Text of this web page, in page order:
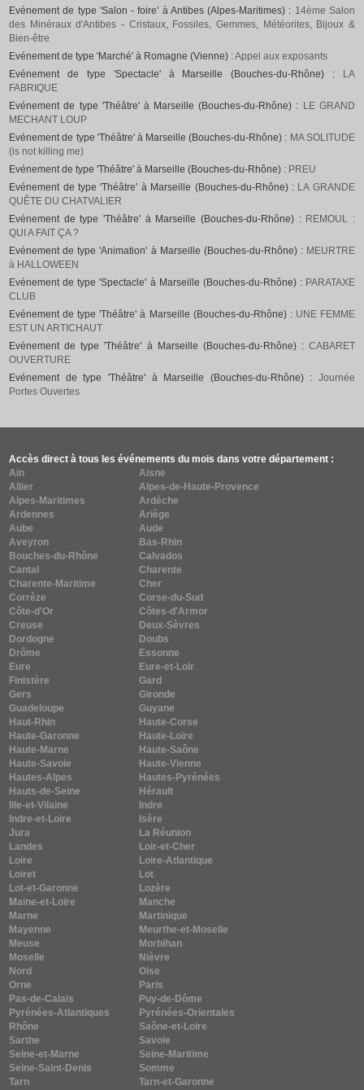
Evénement de type 'Salon - foire' à Antibes (Alpes-Maritimes) : 14ème Salon
des Minéraux d'Antibes - Cristaux, Fossiles, Gemmes, Météorites, Bijoux &
Bien-être
Evénement de type 'Marché' à Romagne (Vienne) :Appel aux exposants
Evénement de type 'Spectacle' à Marseille (Bouches-du-Rhône) :
LA
FABRIQUE
Evénement de type 'Théâtre' à Marseille (Bouches-du-Rhône) : LE GRAND
MECHANT LOUP
Evénement de type 'Théâtre' à Marseille (Bouches-du-Rhône) : MA SOLITUDE
(is not killing me)
Evénement de type 'Théâtre' à Marseille (Bouches-du-Rhône) : PREU
Evénement de type 'Théâtre' à Marseille (Bouches-du-Rhône) : LA GRANDE
QUÊTE DU CHATVALIER
Evénement de type 'Théâtre' à Marseille (Bouches-du-Rhône) : REMOUL :
QUI A FAIT ÇA ?
Evénement de type 'Animation' à Marseille (Bouches-du-Rhône) : MEURTRE
à HALLOWEEN
Evénement de type 'Spectacle' à Marseille (Bouches-du-Rhône) : PARATAXE
CLUB
Evénement de type 'Théâtre' à Marseille (Bouches-du-Rhône) : UNE FEMME
EST UN ARTICHAUT
Evénement de type 'Théâtre' à Marseille (Bouches-du-Rhône) : CABARET
OUVERTURE
Evénement de type 'Théâtre' à Marseille (Bouches-du-Rhône) : Journée
Portes Ouvertes
Accès direct à tous les événements du mois dans votre département :
Ain
Aisne
Allier
Alpes-de-Haute-Provence
Alpes-Maritimes
Ardèche
Ardennes
Ariège
Aube
Aude
Aveyron
Bas-Rhin
Bouches-du-Rhône
Calvados
Cantal
Charente
Charente-Maritime
Cher
Corrèze
Corse-du-Sud
Côte-d'Or
Côtes-d'Armor
Creuse
Deux-Sèvres
Dordogne
Doubs
Drôme
Essonne
Eure
Eure-et-Loir
Finistère
Gard
Gers
Gironde
Guadeloupe
Guyane
Haut-Rhin
Haute-Corse
Haute-Garonne
Haute-Loire
Haute-Marne
Haute-Saône
Haute-Savoie
Haute-Vienne
Hautes-Alpes
Hautes-Pyrénées
Hauts-de-Seine
Hérault
Ille-et-Vilaine
Indre
Indre-et-Loire
Isère
Jura
La Réunion
Landes
Loir-et-Cher
Loire
Loire-Atlantique
Loiret
Lot
Lot-et-Garonne
Lozère
Maine-et-Loire
Manche
Marne
Martinique
Mayenne
Meurthe-et-Moselle
Meuse
Morbihan
Moselle
Nièvre
Nord
Oise
Orne
Paris
Pas-de-Calais
Puy-de-Dôme
Pyrénées-Atlantiques
Pyrénées-Orientales
Rhône
Saône-et-Loire
Sarthe
Savoie
Seine-et-Marne
Seine-Maritime
Seine-Saint-Denis
Somme
Tarn
Tarn-et-Garonne